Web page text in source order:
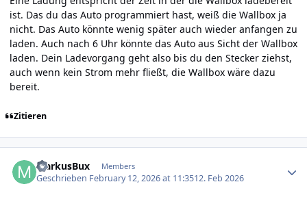
ist. Das du das Auto programmiert hast, weiß die Wallbox ja
nicht. Das Auto könnte wenig später auch wieder anfangen zu
laden. Auch nach 6 Uhr könnte das Auto aus Sicht der Wallbox
laden. Dein Ladevorgang geht also bis du den Stecker ziehst,
auch wenn kein Strom mehr fließt, die Wallbox wäre dazu
bereit.
Zitieren
MarkusBux Members
Geschrieben February 12, 2026 at 11:3512. Feb 2026